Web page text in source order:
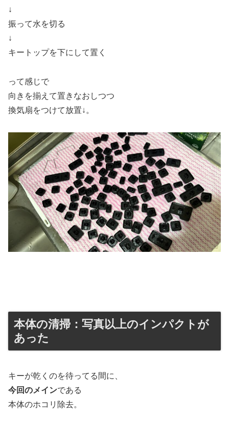
↓
振って水を切る
↓
キートップを下にして置く
って感じで
向きを揃えて置きなおしつつ
換気扇をつけて放置↓。
本体の清掃：写真以上のインパクトが
あった
キーが乾くのを待ってる間に、
今回のメインである
本体のホコリ除去。